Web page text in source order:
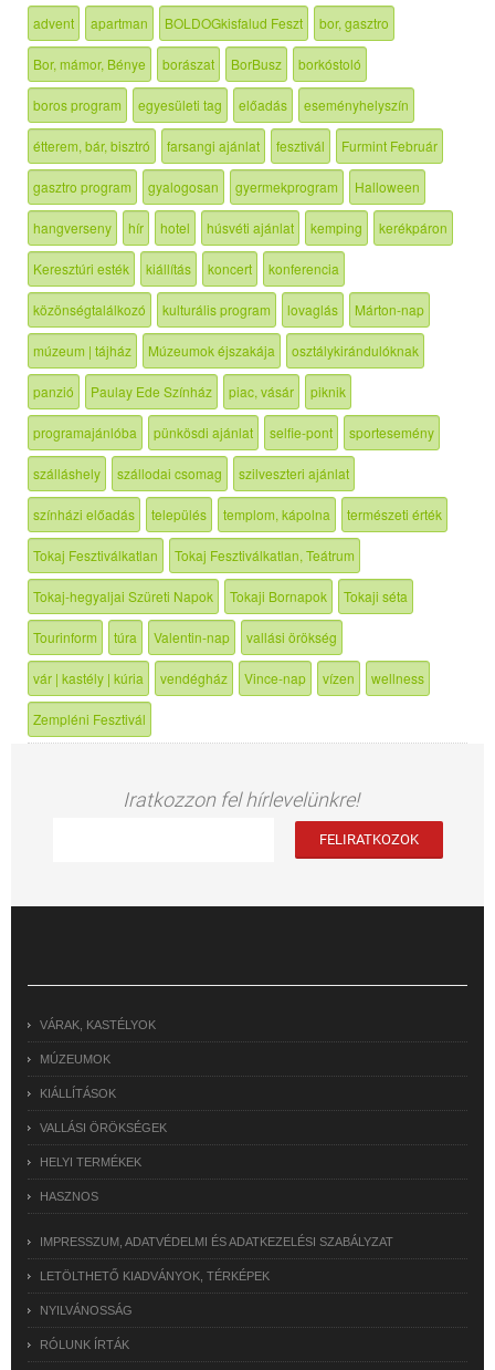
advent apartman BOLDOGkisfalud Feszt bor, gasztro
Bor, mámor, Bénye borászat BorBusz borkóstoló
boros program egyesületi tag előadás eseményhelyszín
étterem, bár, bisztró farsangi ajánlat fesztivál Furmint Február
gasztro program gyalogosan gyermekprogram Halloween
hangverseny hír hotel húsvéti ajánlat kemping kerékpáron
Keresztúri esték kiállítás koncert konferencia
közönségtalálkozó kulturális program lovaglás Márton-nap
múzeum | tájház Múzeumok éjszakája osztálykirándulóknak
panzió Paulay Ede Színház piac, vásár piknik
programajánlóba pünkösdi ajánlat selfie-pont sportesemény
szálláshely szállodai csomag szilveszteri ajánlat
színházi előadás település templom, kápolna természeti érték
Tokaj Fesztiválkatlan Tokaj Fesztiválkatlan, Teátrum
Tokaj-hegyaljai Szüreti Napok Tokaji Bornapok Tokaji séta
Tourinform túra Valentin-nap vallási örökség
vár | kastély | kúria vendégház Vince-nap vízen wellness
Zempléni Fesztivál
Iratkozzon fel hírlevelünkre!
VÁRAK, KASTÉLYOK
MÚZEUMOK
KIÁLLÍTÁSOK
VALLÁSI ÖRÖKSÉGEK
HELYI TERMÉKEK
HASZNOS
IMPRESSZUM, ADATVÉDELMI ÉS ADATKEZELÉSI SZABÁLYZAT
LETÖLTHETŐ KIADVÁNYOK, TÉRKÉPEK
NYILVÁNOSSÁG
RÓLUNK ÍRTÁK